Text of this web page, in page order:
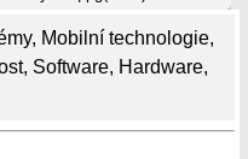
, Mobilní technologie,
, Software, Hardware,